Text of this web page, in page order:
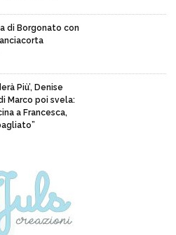
di Borgonato con
Più’, Denise
Marco poi svela:
a Francesca,